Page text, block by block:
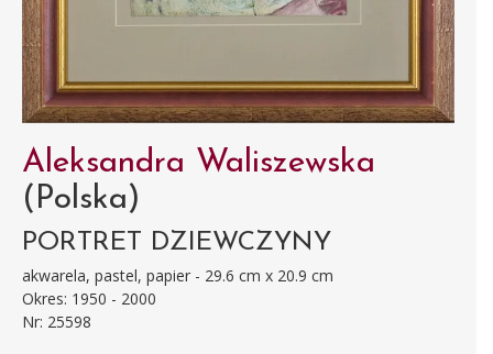
Aleksandra Waliszewska
(Polska)
PORTRET DZIEWCZYNY
akwarela, pastel, papier - 29.6 cm x 20.9 cm
Okres: 1950 - 2000
Nr: 25598